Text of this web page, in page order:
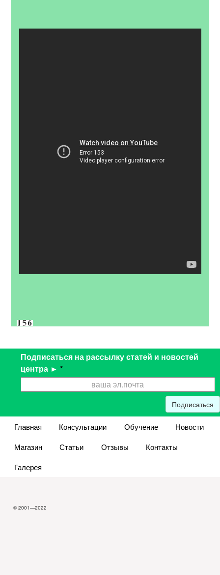
Подписаться на рассылку статей и новостей
центра ► *
Подписаться
Главная Консультации Обучение
Новости
Магазин
Статьи Отзывы
Контакты
Галерея
© 2001—2022